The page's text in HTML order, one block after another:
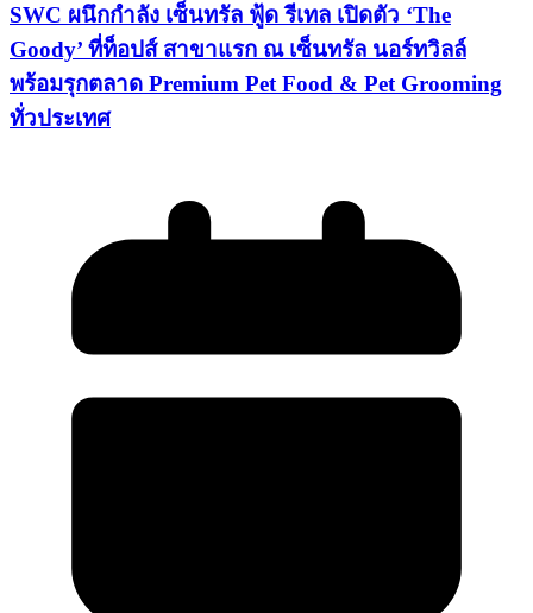
SWC ผนึกกำลัง เซ็นทรัล ฟู้ด รีเทล เปิดตัว ‘The
Goody’ ที่ท็อปส์ สาขาแรก ณ เซ็นทรัล นอร์ทวิลล์
พร้อมรุกตลาด Premium Pet Food & Pet Grooming
ทั่วประเทศ